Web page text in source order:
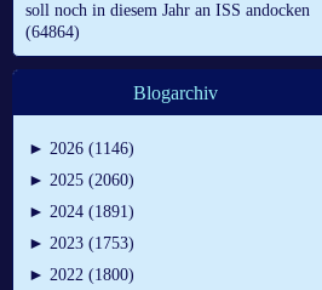
soll noch in diesem Jahr an ISS andocken
(64864)
Blogarchiv
► 2026 (1146)
► 2025 (2060)
► 2024 (1891)
► 2023 (1753)
► 2022 (1800)